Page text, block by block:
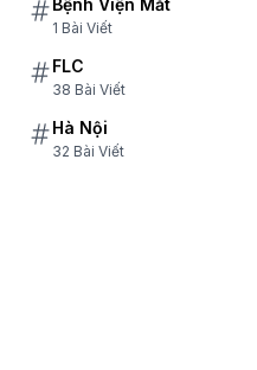
Bệnh Viện Mắt
1 Bài Viết
FLC
38 Bài Viết
Hà Nội
32 Bài Viết